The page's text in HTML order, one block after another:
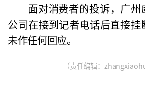
面对消费者的投诉，广州
公司在接到记者电话后直接
未作任何回应。
（责任编辑：